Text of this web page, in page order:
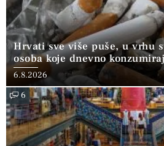
Hrvati sve više puše, u vrhu
osoba koje dnevno
6.8.2026
6